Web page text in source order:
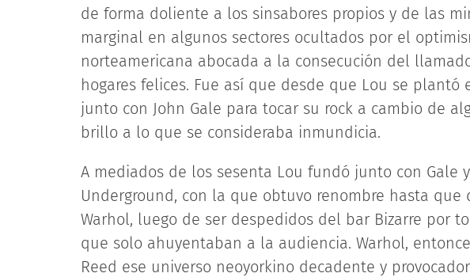
de forma doliente a los sinsabores propios y de las
marginal en algunos sectores ocultados por el
norteamericana abocada a la consecución del
hogares felices. Fue así que desde que Lou se plantó
junto con John Gale para tocar su rock a cambio de
brillo a lo que se consideraba inmundicia.
A mediados de los sesenta Lou fundó junto con Gale
Underground, con la que obtuvo renombre hasta
Warhol, luego de ser despedidos del bar Bizarre por
que solo ahuyentaban a la audiencia. Warhol,
Reed ese universo neoyorkino decadente y